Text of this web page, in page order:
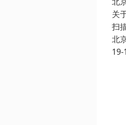
关
扫
北
19-